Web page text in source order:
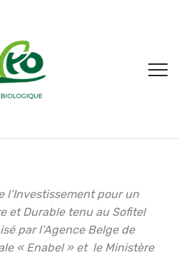
l’Investissement pour un
et Durable tenu au Sofitel
par l’Agence Belge de
« Enabel » et le Ministère